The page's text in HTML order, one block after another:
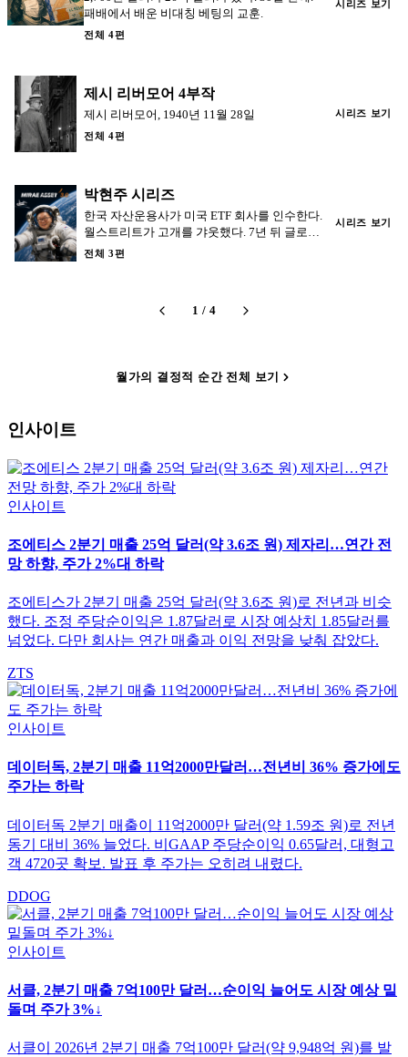
패배에서 배운 비대칭 베팅의 교훈.
전체 4편
시리즈 보기
제시 리버모어 4부작
제시 리버모어, 1940년 11월 28일
전체 4편
시리즈 보기
박현주 시리즈
한국 자산운용사가 미국 ETF 회사를 인수한다.
월스트리트가 고개를 갸웃했다. 7년 뒤 글로벌
X 운용자산은 50조 원을 넘었다.
전체 3편
시리즈 보기
1 / 4
월가의 결정적 순간 전체 보기
인사이트
인사이트
조에티스 2분기 매출 25억 달러(약 3.6조 원) 제자리…연간 전
망 하향, 주가 2%대 하락
조에티스가 2분기 매출 25억 달러(약 3.6조 원)로 전년과 비슷
했다. 조정 주당순이익은 1.87달러로 시장 예상치 1.85달러를
넘었다. 다만 회사는 연간 매출과 이익 전망을 낮춰 잡았다.
ZTS
인사이트
데이터독, 2분기 매출 11억2000만달러…전년비 36% 증가에도
주가는 하락
데이터독 2분기 매출이 11억2000만 달러(약 1.59조 원)로 전년
동기 대비 36% 늘었다. 비GAAP 주당순이익 0.65달러, 대형고
객 4720곳 확보. 발표 후 주가는 오히려 내렸다.
DDOG
인사이트
서클, 2분기 매출 7억100만 달러…순이익 늘어도 시장 예상 밑
돌며 주가 3%↓
서클이 2026년 2분기 매출 7억100만 달러(약 9,948억 원)를 발